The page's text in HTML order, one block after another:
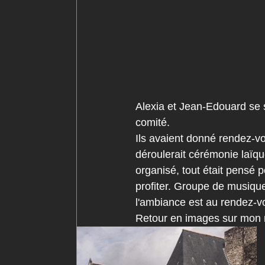
Alexia et Jean-Edouard
comité.
Ils avaient donné rendez-
déroulerait cérémonie
organisé, tout était pensé
profiter. Groupe de
l'ambiance est au rendez-
Retour en images sur